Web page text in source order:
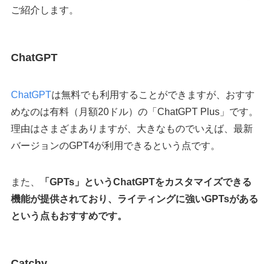
ご紹介します。
ChatGPT
ChatGPTは無料でも利用することができますが、おすす
めなのは有料（月額20ドル）の「ChatGPT Plus」です。
理由はさまざまありますが、大きなものでいえば、最新
バージョンのGPT4が利用できるという点です。
また、
「GPTs」というChatGPTをカスタマイズできる
機能が提供されており、ライティングに強いGPTsがある
という点もおすすめです。